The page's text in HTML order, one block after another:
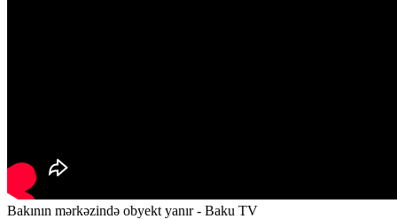
Bakının mərkəzində obyekt yanır - Baku TV